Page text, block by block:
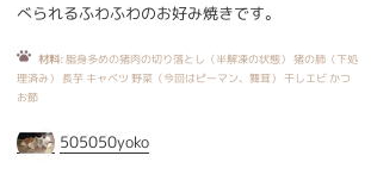
べられるふわふわのお好み焼きです。
材料:脂身多めの猪肉の切り落とし（半解凍の状態） 猪の肺（下処
理済み） 長芋 キャベツ 野菜（今回はピーマン、舞茸） 干しエビ かつ
お節
505050yoko